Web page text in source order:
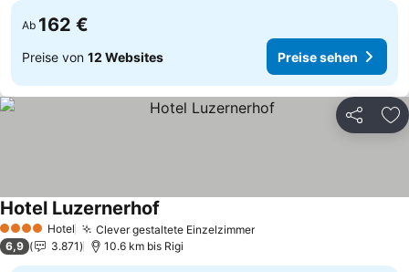
Ab 162 €
Preise von 12 Websites Preise sehen
Teilen
4 Sterne Hotel Clever gestaltete Einzelzimmer
Hotel Luzernerhof
6,9 3.871 10.6 km bis Rigi